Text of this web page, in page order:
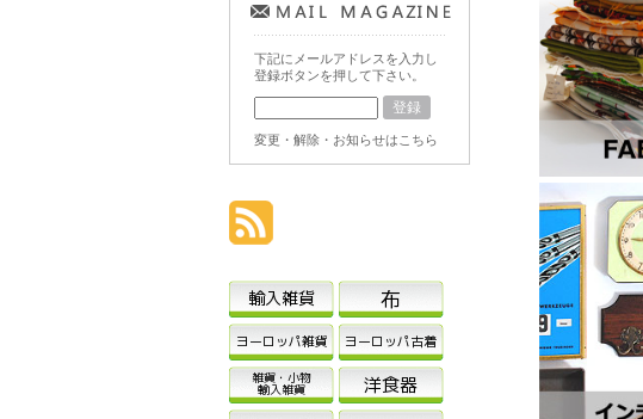
下記にメールアドレスを入力し
登録ボタンを押して下さい。
変更・解除・お知らせはこちら